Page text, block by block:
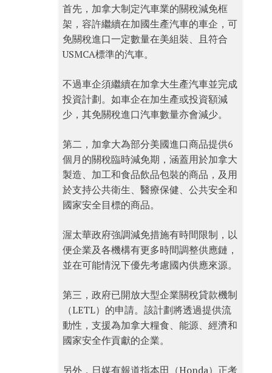
首先，加拿大制定汽車業的關稅減免框
架，容許繼續在加國生產汽車的車企，可
免關稅進口一定數量在美組裝、且符合
USMCA標準的汽車。
不過車企須繼續在加拿大生產汽車並完成
投資計劃。如車企在加生產或投資額減
少，其免關稅進口汽車數量亦會減少。
第二，加拿大為部分美國進口商品提供6
個月的關稅臨時減免期，涵蓋用於加拿大
製造、加工和食品飲品包裝的商品，及用
於支持公共衛生、醫療保健、公共安全和
國家安全目標的商品。
渥太華政府強調減免措施有時間限制，以
便企業及各機構有更多時間調整供應鏈，
並在可能情況下優先考慮國內供應來源。
第三，政府已開放大型企業關稅貸款機制
（LETL）的申請。該計劃將透過提供流
動性，支援為加拿大糧食、能源、經濟和
國家安全作貢獻的企業。
另外，日媒有報道指本田（Honda）正考